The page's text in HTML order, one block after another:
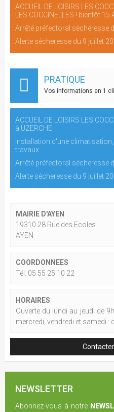
ACCUEIL DE LOISIRS LES
LES COCCINELLES ! bientôt 15
Arrêté préfectoral sècheresse
Alerte sècheresse du 9 juillet
PRATIQUE
Vos informations en 1
ACCUEIL DE LOISIRS LES
à UZERCHE
Installation d'une
travaux
Arrêté préfectoral sècheresse
Alerte sècheresse du 9 juillet
MAIRIE D'AYEN
19310 28 Rue des Ecoles
AYEN
COORDONNEES
Tél. 05 55 25 10 22
HORAIRES
Ouverte du lundi au jeudi de
mercredi, vendredi et samedi :
NEWSLETTER
Abonnez-vous à notre